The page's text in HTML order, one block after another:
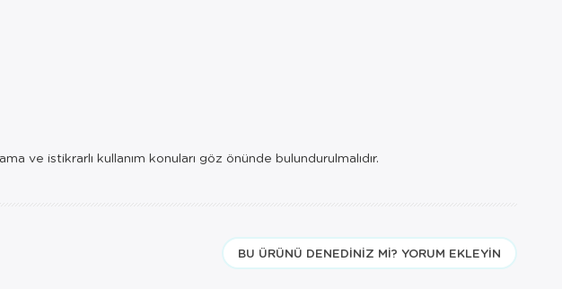
ve istikrarlı kullanım konuları göz önünde bulundurulmalıdır.
BU ÜRÜNÜ DENEDINIZ MI? YORUM EKLEYIN